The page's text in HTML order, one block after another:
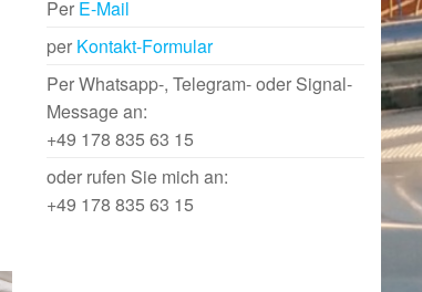
Per E-Mail
per Kontakt-Formular
Per Whatsapp-, Telegram- oder Signal-
Message an:
+49 178 835 63 15
oder rufen Sie mich an:
+49 178 835 63 15